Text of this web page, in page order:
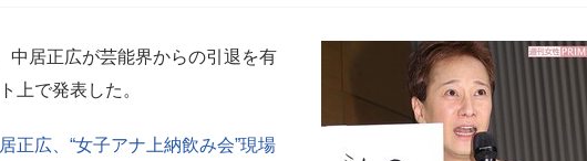
居正広が芸能界からの引退を有
上で発表した。
正広、“女子アナ上納飲み会”現場